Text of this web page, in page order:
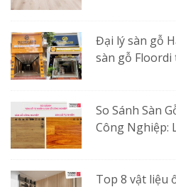
Với độ dày 25mm ván sàn
Với độ dày trên 20mm, các
ngoại thất có thể chịu được
có thể yên tâm sử dụng trước
soát từ môi trường.
Sàn ngoài trời
Đại lý sàn gỗ
sàn gỗ
So Sánh Sàn
Công Nghiệp:
Top 8 vật liệu